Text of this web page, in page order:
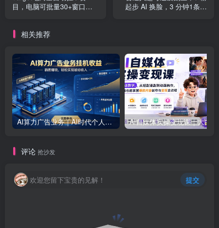
目，电脑可批量30+窗口运
秘】
起步 AI 换脸，3 分钟1条日
相关推荐
AI算力广告业务｜AI时代个人或工作室新赛道
评论 抢沙发
欢迎您留下宝贵的见解！ 提交